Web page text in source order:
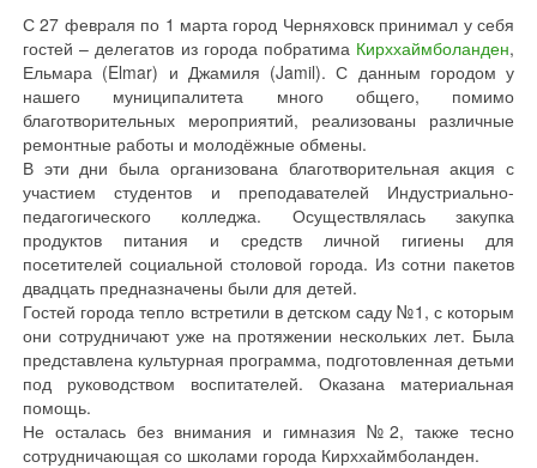
С 27 февраля по 1 марта город Черняховск принимал у себя
гостей – делегатов из города побратима Кирххаймболанден,
Ельмара (Elmar) и Джамиля (Jamil). С данным городом у
нашего муниципалитета много общего, помимо
благотворительных мероприятий, реализованы различные
ремонтные работы и молодёжные обмены.
В эти дни была организована благотворительная акция с
участием студентов и преподавателей Индустриально-
педагогического колледжа. Осуществлялась закупка
продуктов питания и средств личной гигиены для
посетителей социальной столовой города. Из сотни пакетов
двадцать предназначены были для детей.
Гостей города тепло встретили в детском саду №1, с которым
они сотрудничают уже на протяжении нескольких лет. Была
представлена культурная программа, подготовленная детьми
под руководством воспитателей. Оказана материальная
помощь.
Не осталась без внимания и гимназия №2, также тесно
сотрудничающая со школами города Кирххаймболанден.